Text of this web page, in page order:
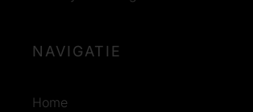
NAVIGATIE
Home